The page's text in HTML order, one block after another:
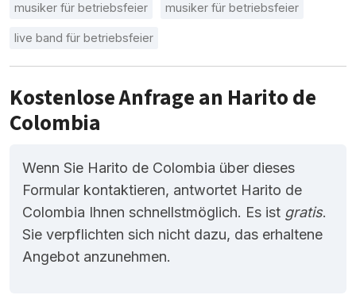
musiker für betriebsfeier musiker für betriebsfeier
live band für betriebsfeier
Kostenlose Anfrage an Harito de
Colombia
Wenn Sie Harito de Colombia über dieses
Formular kontaktieren, antwortet Harito de
Colombia Ihnen schnellstmöglich. Es ist gratis.
Sie verpflichten sich nicht dazu, das erhaltene
Angebot anzunehmen.